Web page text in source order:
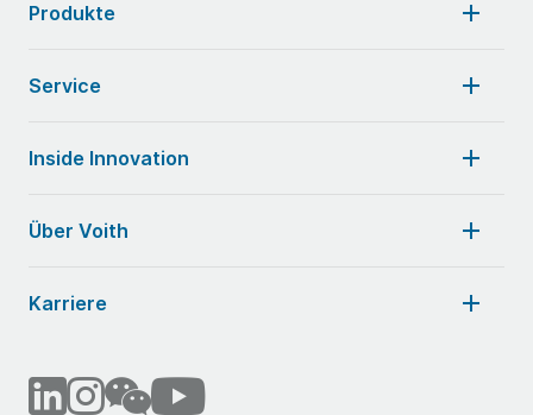
Produkte
Service
Inside Innovation
Über Voith
Karriere